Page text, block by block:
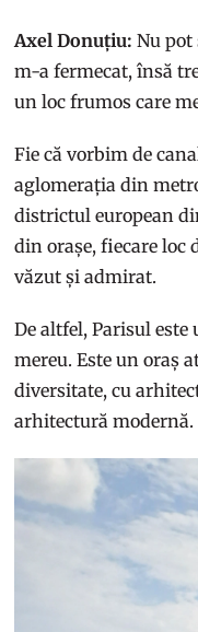
Axel Donuțiu: Nu pot
m-a fermecat, însă
un loc frumos care
Fie că vorbim de
aglomerația din
districtul european
din orașe, fiecare loc
văzut și admirat.
De altfel, Parisul
mereu. Este un oraș
diversitate, cu
arhitectură modernă.